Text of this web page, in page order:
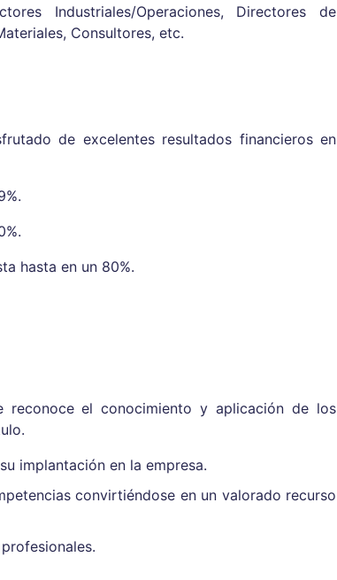
Industriales/Operaciones, Directores de
Consultores, etc.
de excelentes resultados financieros en
hasta en un 80%.
reconoce el conocimiento y aplicación de los
implantación en la empresa.
convirtiéndose en un valorado recurso